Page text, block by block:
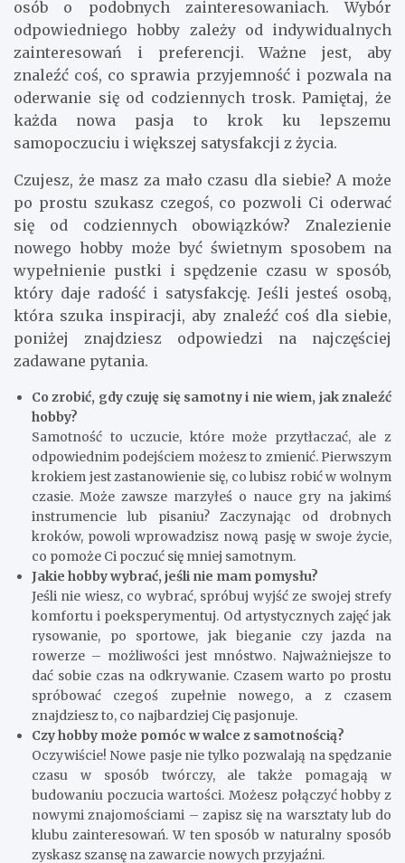
relacji.
6.Tworzenie biżuterii
Rękodziełoto pasja, która pozwala na wyrażenie
siebie i tworzenie unikatowych przedmiotów.
Tworzenie biżuterii, szycie czy robienie na drutach
to tylko niektóre z możliwości. Tego rodzaju
aktywności angażują manualnie i pozwalają na
koncentrację, co wprowadza w stan relaksu.
Dodatkowo, uczestnictwo w warsztatach
rękodzielniczych to świetna okazja do poznania
osób o podobnych zainteresowaniach. Wybór
odpowiedniego hobby zależy od indywidualnych
zainteresowań i preferencji. Ważne jest, aby
znaleźć coś, co sprawia przyjemność i pozwala na
oderwanie się od codziennych trosk. Pamiętaj, że
samopoczuciu i większej satysfakcji z życia.
Czujesz, że masz za mało czasu dla siebie? A może
po prostu szukasz czegoś, co pozwoli Ci oderwać
się od codziennych obowiązków? Znalezienie
nowego hobby może być świetnym sposobem na
wypełnienie pustki i spędzenie czasu w sposób,
który daje radość i satysfakcję. Jeśli jesteś osobą,
która szuka inspiracji, aby znaleźć coś dla siebie,
poniżej znajdziesz odpowiedzi na najczęściej
zadawane pytania.
Co zrobić, gdy czuję się samotny i nie wiem, jak znaleźć
hobby?
Samotność to uczucie, które może przytłaczać, ale z
odpowiednim podejściem możesz to zmienić. Pierwszym
krokiem jest zastanowienie się, co lubisz robić w wolnym
czasie. Może zawsze marzyłeś o nauce gry na jakimś
instrumencie lub pisaniu? Zaczynając od drobnych
kroków, powoli wprowadzisz nową pasję w swoje życie,
co pomoże Ci poczuć się mniej samotnym.
Jakie hobby wybrać, jeśli nie mam pomysłu?
Jeśli nie wiesz, co wybrać, spróbuj wyjść ze swojej strefy